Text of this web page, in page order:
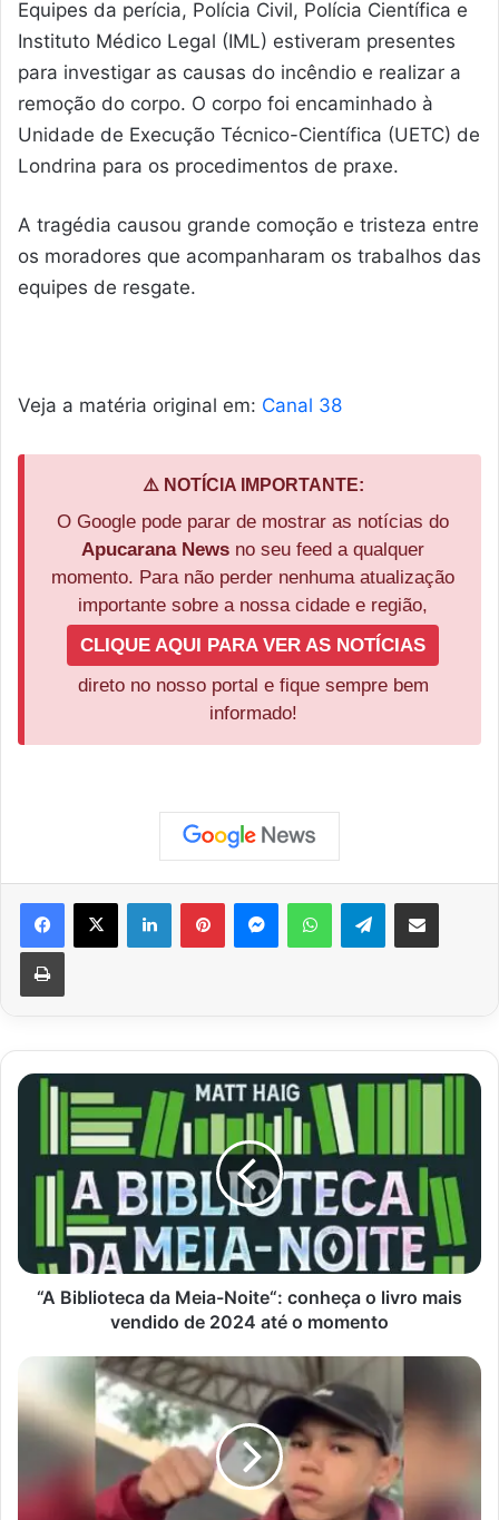
Equipes da perícia, Polícia Civil, Polícia Científica e
Instituto Médico Legal (IML) estiveram presentes
para investigar as causas do incêndio e realizar a
remoção do corpo. O corpo foi encaminhado à
Unidade de Execução Técnico-Científica (UETC) de
Londrina para os procedimentos de praxe.
A tragédia causou grande comoção e tristeza entre
os moradores que acompanharam os trabalhos das
equipes de resgate.
Veja a matéria original em: Canal 38
⚠️ NOTÍCIA IMPORTANTE:
O Google pode parar de mostrar as notícias do
Apucarana News no seu feed a qualquer
momento. Para não perder nenhuma atualização
importante sobre a nossa cidade e região,
CLIQUE AQUI PARA VER AS NOTÍCIAS
direto no nosso portal e fique sempre bem
informado!
Facebook
X LinkedinPinterestMessengerWhatsAppTelegramCompartilhar via e-mail
Imprimir
“A
Biblioteca
Meia-
Noite“:
conheça
livro
mais
vendido
momento
“A Biblioteca da Meia-Noite“: conheça o livro mais
vendido de 2024 até o momento
12
anos